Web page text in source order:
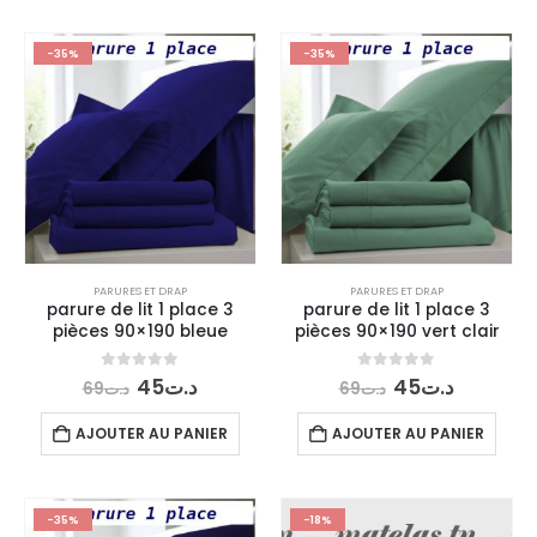
-35%
PARURES ET DRAP
parure de lit 1 place 3
pièces 90×190 bleue
0 out of 5د.ت69 Le
prix
initial
était :
د.ت69.
د.ت45 Le
prix
actuel
est :
AJOUTER AU PANIER
-35%
PARURES ET DRAP
parure de lit 1 place 3
pièces 90×190 vert clair
0 out of 5د.ت69 Le
prix
initial
était :
د.ت69.
د.ت45 Le
prix
actuel
est :
AJOUTER AU PANIER
-35% -18%